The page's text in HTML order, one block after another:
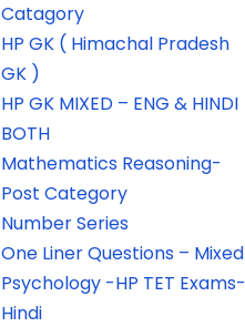
Catagory
HP GK ( Himachal Pradesh
GK )
HP GK MIXED – ENG & HINDI
BOTH
Mathematics Reasoning-
Post Category
Number Series
One Liner Questions – Mixed
Psychology -HP TET Exams-
Hindi